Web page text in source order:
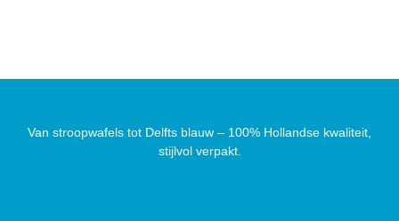
Van stroopwafels tot Delfts blauw – 100% Hollandse kwaliteit,
stijlvol verpakt.